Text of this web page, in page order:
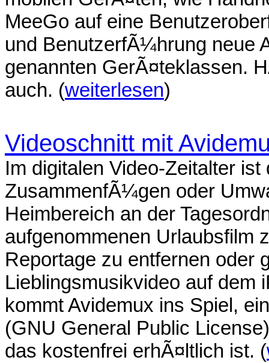
MeeGo auf eine
und BenutzerfÃ¼hrung neue
genannten GerÃ¤teklassen.
auch. (weiterlesen)
Videoschnitt mit
Im digitalen Video-Zeitalter
ZusammenfÃ¼gen oder
Heimbereich an der
aufgenommenen Urlaubsfilm
Reportage zu entfernen oder
Lieblingsmusikvideo auf dem
kommt Avidemux ins Spiel,
(GNU General Public
das kostenfrei erhÃ¤ltlich ist. (